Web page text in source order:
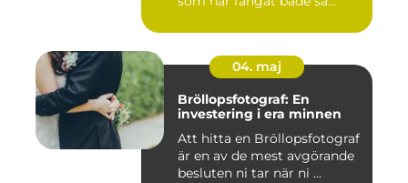
04. maj
Bröllopsfotograf: En
investering i era minnen
Att hitta en Bröllopsfotograf
är en av de mest avgörande
besluten ni tar när ni ...